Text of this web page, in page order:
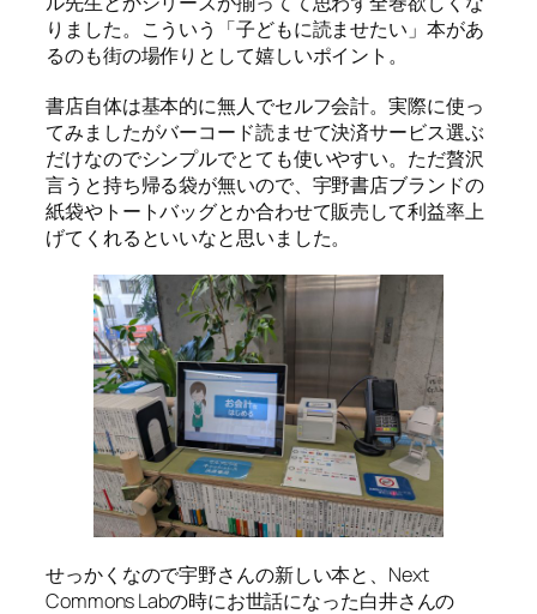
りました。こういう「子どもに読ませたい」本があ
るのも街の場作りとして嬉しいポイント。
書店自体は基本的に無人でセルフ会計。実際に使っ
てみましたがバーコード読ませて決済サービス選ぶ
だけなのでシンプルでとても使いやすい。ただ贅沢
言うと持ち帰る袋が無いので、宇野書店ブランドの
紙袋やトートバッグとか合わせて販売して利益率上
げてくれるといいなと思いました。
せっかくなので宇野さんの新しい本と、Next
Commons Labの時にお世話になった白井さんの